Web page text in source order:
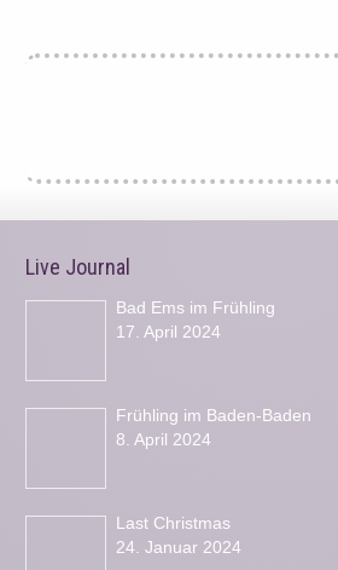
Live Journal
Bad Ems im Frühling
17. April 2024
Frühling im Baden-Baden
8. April 2024
Last Christmas
24. Januar 2024